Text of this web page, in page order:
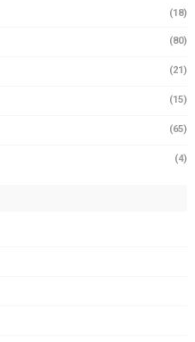
(18)
(80)
(21)
(15)
(65)
(4)